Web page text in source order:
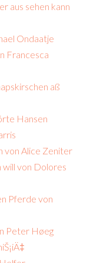
aus sehen kann
Ondaatje
Francesca
aß
Hansen
von Alice Zeniter
will von Dolores
Pferde von
Peter Høeg